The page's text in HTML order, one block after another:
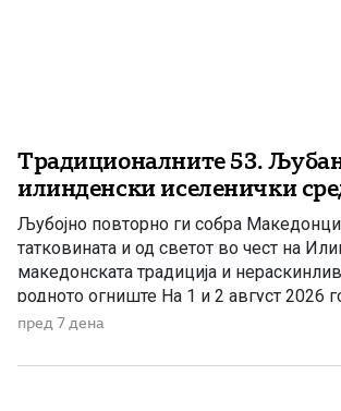
Традиционалните 53.
илинденски иселенички
Љубојно повторно ги собра
татковината и од светот во чест на
македонската традиција и
родното огниште На 1 и 2 август 2026
Љубојно се одржаа традиционалните
има големо значење не само за
пред 7 дена